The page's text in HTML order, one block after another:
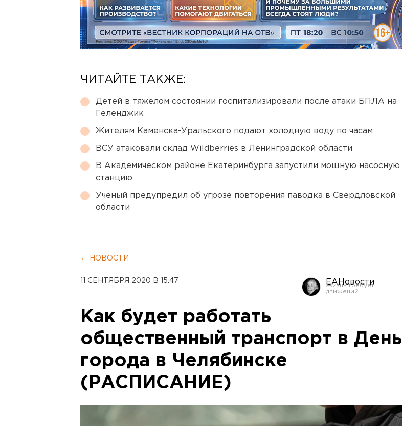
ЧИТАЙТЕ ТАКЖЕ:
Детей в тяжелом состоянии госпитализировали после атаки БПЛА на
Геленджик
Жителям Каменска-Уральского подают холодную воду по часам
ВСУ атаковали склад Wildberries в Ленинградской области
В Академическом районе Екатеринбурга запустили мощную насосную
станцию
Ученый предупредил об угрозе повторения паводка в Свердловской
области
← НОВОСТИ
11 СЕНТЯБРЯ 2020 В 15:47 ЕАНовости
Как будет работать
общественный транспорт в День
города в Челябинске
(РАСПИСАНИЕ)